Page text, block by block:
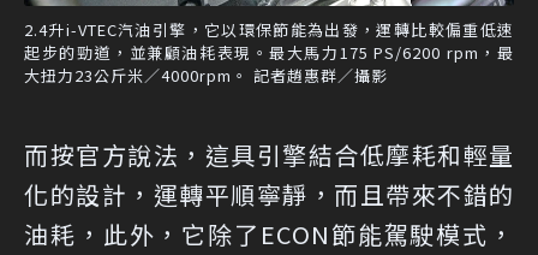
2.4升i-VTEC汽油引擎，它以環保節能為出發，運轉比較偏重低速
起步的勁道，並兼顧油耗表現。最大馬力175 PS/6200 rpm，最
大扭力23公斤米／4000rpm。 記者趙惠群／攝影
而按官方說法，這具引擎結合低摩耗和輕量
化的設計，運轉平順寧靜，而且帶來不錯的
油耗，此外，它除了ECON節能駕駛模式，